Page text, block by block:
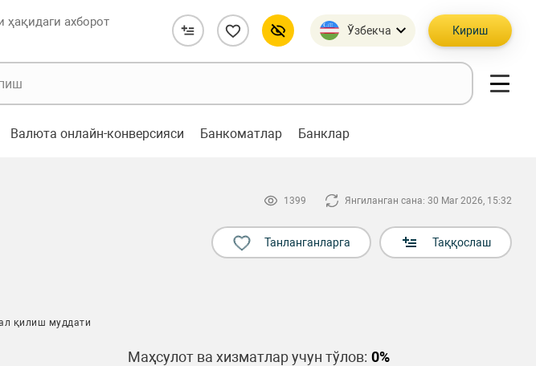
ахборот
Ўзбекча Кириш
Валюта онлайн-конверсияси Банкоматлар Банклар
1399 Янгиланган сана: 30 Mar 2026, 15:32
Танланганларга Таққослаш
қилиш муддати
Маҳсулот ва хизматлар учун тўлов: 0%